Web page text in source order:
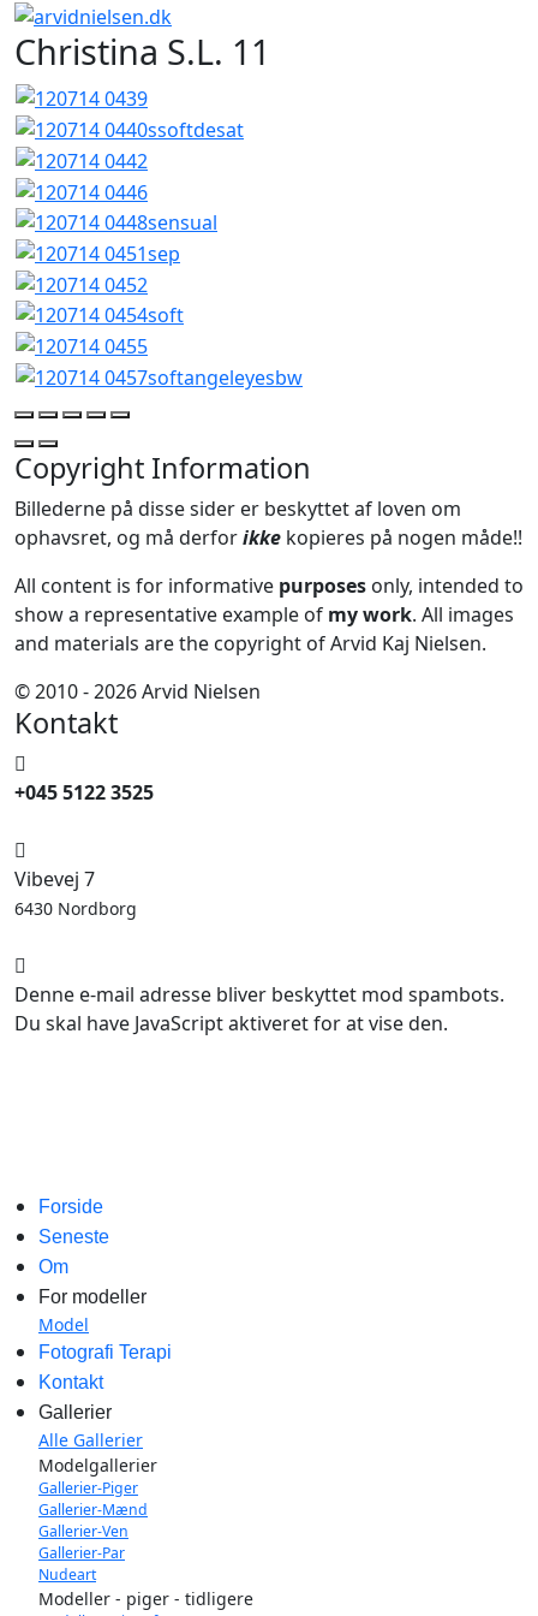
Christina S.L. 11
Copyright Information
Billederne på disse sider er beskyttet af loven om
ophavsret, og må derforikke kopieres på nogen måde!!
All content is for informative purposes only, intended to
show a representative example of my work. All images
and materials are the copyright of Arvid Kaj Nielsen.
© 2010 - 2026 Arvid Nielsen
Kontakt
+045 5122 3525
Vibevej 7
6430 Nordborg
Denne e-mail adresse bliver beskyttet mod spambots.
Du skal have JavaScript aktiveret for at vise den.
Forside
Seneste
Om
For modeller
Model
Fotografi Terapi
Kontakt
Gallerier
Alle Gallerier
Modelgallerier
Gallerier-Piger
Gallerier-Mænd
Gallerier-Ven
Gallerier-Par
Nudeart
Modeller - piger - tidligere